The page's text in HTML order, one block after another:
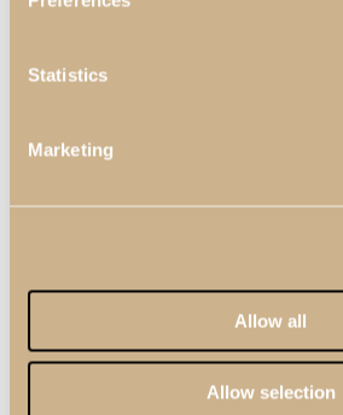
Statistics
Marketing
Allow all
Allow selection